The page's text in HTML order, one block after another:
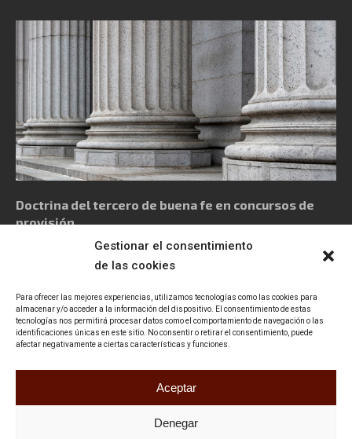
Gestionar el consentimiento
de las cookies
Para ofrecer las mejores experiencias, utilizamos tecnologías como las cookies para
almacenar y/o acceder a la información del dispositivo. El consentimiento de estas
tecnologías nos permitirá procesar datos como el comportamiento de navegación o las
identificaciones únicas en este sitio. No consentir o retirar el consentimiento, puede
afectar negativamente a ciertas características y funciones.
Aceptar
Denegar
Doctrina del tercero de buena fe en concursos de
provisión
Política de privacidad Aviso Legal
Política de cookies